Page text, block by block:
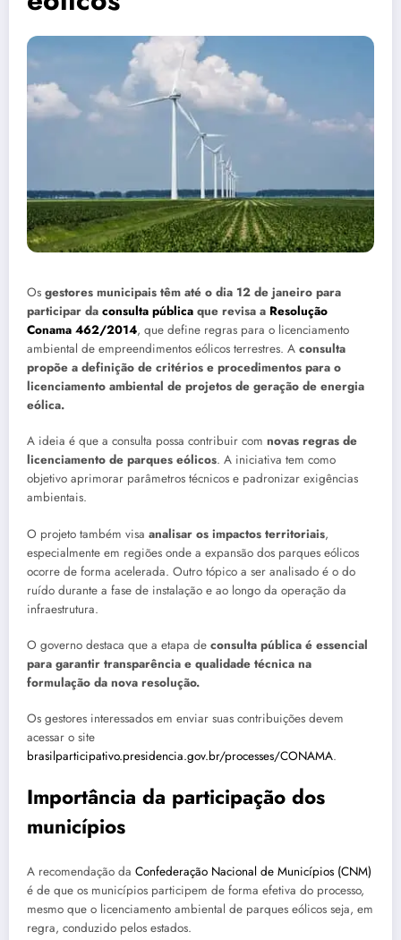
Os gestores municipais têm até o dia 12 de janeiro para
participar da consulta pública que revisa a Resolução
Conama 462/2014, que define regras para o licenciamento
ambiental de empreendimentos eólicos terrestres. A consulta
propõe a definição de critérios e procedimentos para o
licenciamento ambiental de projetos de geração de energia
eólica.
A ideia é que a consulta possa contribuir com novas regras de
licenciamento de parques eólicos. A iniciativa tem como
objetivo aprimorar parâmetros técnicos e padronizar exigências
ambientais.
O projeto também visa analisar os impactos territoriais,
especialmente em regiões onde a expansão dos parques eólicos
ocorre de forma acelerada. Outro tópico a ser analisado é o do
ruído durante a fase de instalação e ao longo da operação da
infraestrutura.
O governo destaca que a etapa de consulta pública é essencial
para garantir transparência e qualidade técnica na
formulação da nova resolução.
Os gestores interessados em enviar suas contribuições devem
acessar o site
brasilparticipativo.presidencia.gov.br/processes/CONAMA.
Importância da participação dos
municípios
A recomendação da Confederação Nacional de Municípios (CNM)
é de que os municípios participem de forma efetiva do processo,
mesmo que o licenciamento ambiental de parques eólicos seja, em
regra, conduzido pelos estados.